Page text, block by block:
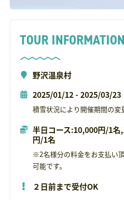
TOUR INFORMATION
野沢温泉村
2025/01/12 - 2025/03/23
積雪状況により開催期間の変
半日コース:10,000円/1名
円/1名
※2名様分の料金をお支払い
可能です。
２日前まで受付OK